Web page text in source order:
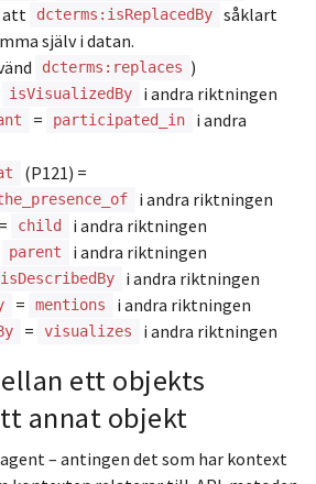
att
dcterms:isReplacedBy
såklart
själv i datan.
dcterms:replaces )
isVisualizedBy i andra riktningen
= participated_in
i andra
(P121) =
i andra riktningen
child i andra riktningen
parent i andra riktningen
isDescribedBy i andra riktningen
= mentions i andra riktningen
= visualizes i andra riktningen
ett objekts
annat objekt
– antingen det som har kontext